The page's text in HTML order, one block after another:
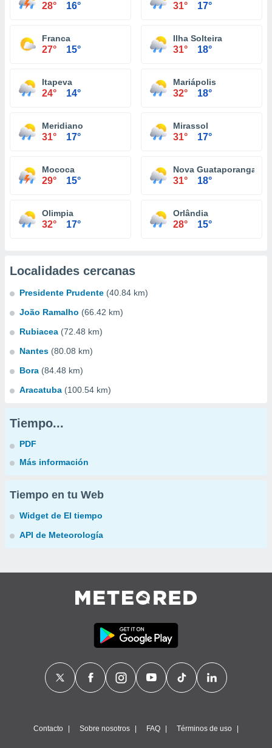
28° 16° 31° 17°
Franca
27° 15°
Ilha Solteira
31° 18°
Itapeva
24° 14°
Mariápolis
32° 18°
Meridiano
31° 17°
Mirassol
31° 17°
Mococa
29° 15°
Nova Guataporanga
31° 18°
Olimpia
32° 17°
Orlândia
28° 15°
Localidades cercanas
Presidente Prudente (40.84 km)
João Ramalho (66.42 km)
Rubiacea (72.48 km)
Nantes (80.08 km)
Bora (84.48 km)
Aracatuba (100.54 km)
Tiempo...
PDF
Más información
Tiempo en tu Web
Widget de El tiempo
API de Meteorología
Contacto Sobre nosotros FAQ Términos de uso